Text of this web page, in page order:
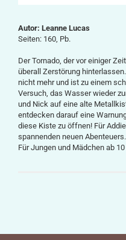
Autor: Leanne Lucas
Seiten: 160, Pb.
Der Tornado, der vor einiger
überall Zerstörung
nicht mehr und ist zu einem
Versuch, das Wasser wieder
und Nick auf eine alte
entdecken darauf eine
diese Kiste zu öffnen! Für
spannenden neuen Abenteuers.
Für Jungen und Mädchen ab